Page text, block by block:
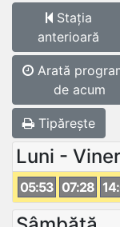
Stația
anterioară
Arată
de acum
Tipărește
Luni -
05:53 07:28